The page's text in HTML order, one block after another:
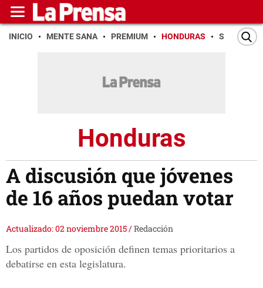
INICIO MENTE SANA PREMIUM HONDURAS SAN PEDRO
Honduras
A discusión que jóvenes
de 16 años puedan votar
Actualizado: 02 noviembre 2015/Redacción
Los partidos de oposición definen temas prioritarios a
debatirse en esta legislatura.